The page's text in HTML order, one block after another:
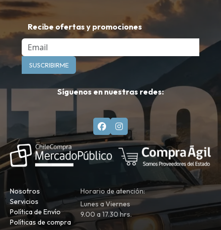
Recibe ofertas y promociones
Email
SUSCRIBIRME
Síguenos en nuestras redes:
Nosotros
Servicios
Política de Envío
Políticas de compra
Horario de atención:
Lunes a Viernes
9.00 a 17.30 hrs.